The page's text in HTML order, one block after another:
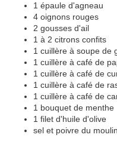
1 épaule d'agneau
4 oignons rouges
2 gousses d'ail
1 à 2 citrons confits
1 cuillère à soupe de
1 cuillère à café de
1 cuillère à café de
1 cuillère à café de
1 cuillère à café de
1 bouquet de menthe
1 filet d'huile d'olive
sel et poivre du moulin